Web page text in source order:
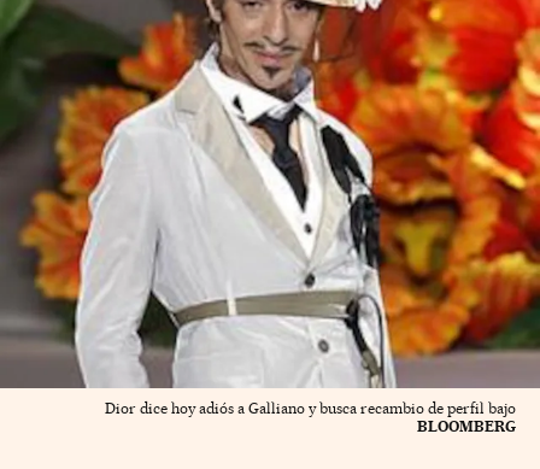
Dior dice hoy adiós a Galliano y busca recambio de perfil bajo
BLOOMBERG